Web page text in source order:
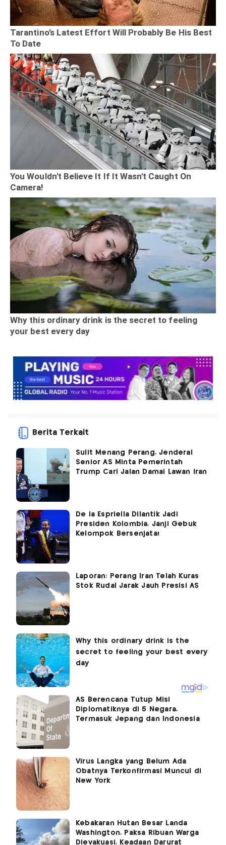
Berita Terkait
Sulit Menang Perang, Jenderal
Senior AS Minta Pemerintah
Trump Cari Jalan Damai Lawan Iran
De la Espriella Dilantik Jadi
Presiden Kolombia, Janji Gebuk
Kelompok Bersenjata!
Laporan: Perang Iran Telah Kuras
Stok Rudal Jarak Jauh Presisi AS
AS Berencana Tutup Misi
Diplomatiknya di 5 Negara,
Termasuk Jepang dan Indonesia
Virus Langka yang Belum Ada
Obatnya Terkonfirmasi Muncul di
New York
Kebakaran Hutan Besar Landa
Washington, Paksa Ribuan Warga
Dievakuasi, Keadaan Darurat